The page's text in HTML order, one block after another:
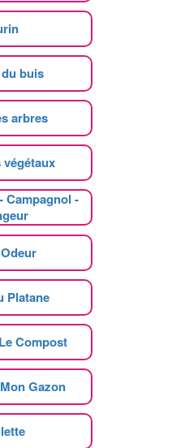
buis
arbres
Campagnol -
Platane
Compost
Gazon